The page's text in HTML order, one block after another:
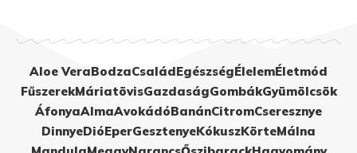
Aloe VeraBodzaCsaládEgészségÉlelemÉletmód
FűszerekMáriatövisGazdaságGombákGyümölcsök
ÁfonyaAlmaAvokádóBanánCitromCseresznye
DinnyeDióEperGesztenyeKókuszKörteMálna